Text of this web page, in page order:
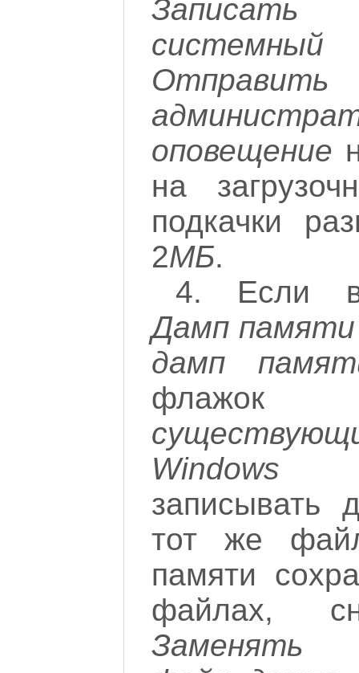
Отправить
оповещение
на
подкачки
2МБ.
4. Если
Дамп памяти
дамп
Windows
тот же
памяти
файлах,
Заменять